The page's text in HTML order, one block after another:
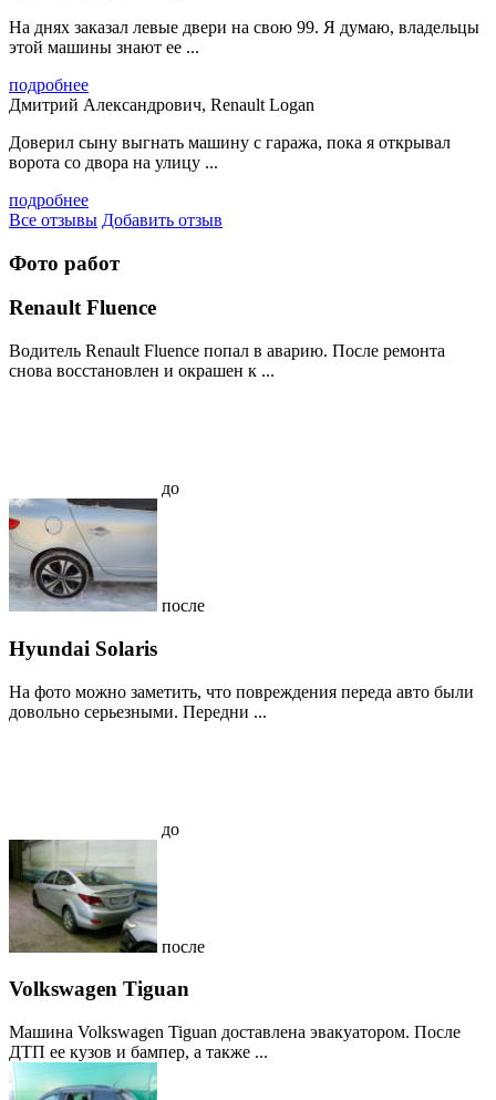
На днях заказал левые двери на свою 99. Я думаю, владельцы
этой машины знают ее ...
подробнее
Дмитрий Александрович, Renault Logan
Доверил сыну выгнать машину с гаража, пока я открывал
ворота со двора на улицу ...
подробнее
Все отзывы Добавить отзыв
Фото работ
Renault Fluence
Водитель Renault Fluence попал в аварию. После ремонта
снова восстановлен и окрашен к ...
до
после
Hyundai Solaris
На фото можно заметить, что повреждения переда авто были
довольно серьезными. Передни ...
до
после
Volkswagen Tiguan
Машина Volkswagen Tiguan доставлена эвакуатором. После
ДТП ее кузов и бампер, а также ...